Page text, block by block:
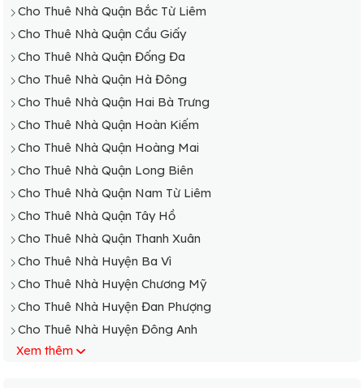
Cho Thuê Nhà Quận Bắc Từ Liêm
Cho Thuê Nhà Quận Cầu Giấy
Cho Thuê Nhà Quận Đống Đa
Cho Thuê Nhà Quận Hà Đông
Cho Thuê Nhà Quận Hai Bà Trưng
Cho Thuê Nhà Quận Hoàn Kiếm
Cho Thuê Nhà Quận Hoàng Mai
Cho Thuê Nhà Quận Long Biên
Cho Thuê Nhà Quận Nam Từ Liêm
Cho Thuê Nhà Quận Tây Hồ
Cho Thuê Nhà Quận Thanh Xuân
Cho Thuê Nhà Huyện Ba Vì
Cho Thuê Nhà Huyện Chương Mỹ
Cho Thuê Nhà Huyện Đan Phượng
Cho Thuê Nhà Huyện Đông Anh
Cho Thuê Nhà Huyện Gia Lâm
Xem thêm